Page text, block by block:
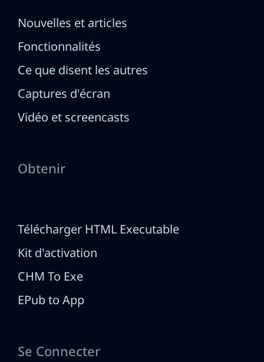
Nouvelles et articles
Fonctionnalités
Ce que disent les autres
Captures d'écran
Vidéo et screencasts
Obtenir
Télécharger HTML Executable
Kit d'activation
CHM To Exe
EPub to App
Se Connecter